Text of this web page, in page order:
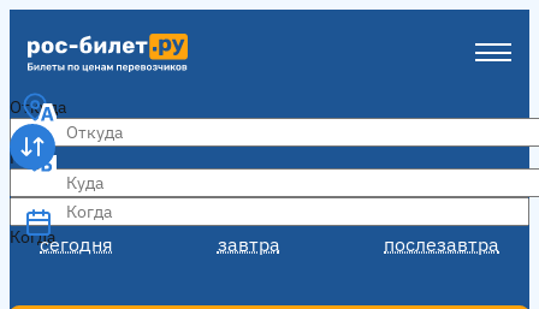
Откуда
Куда
Когда
сегодня завтра послезавтра
Когда